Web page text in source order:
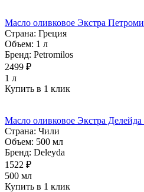
Масло оливковое Экстра
Страна: Греция
Объем: 1 л
Бренд: Petromilos
2499 ₽
1 л
Купить в 1 клик
Масло оливковое Экстра Делейда
Страна: Чили
Объем: 500 мл
Бренд: Deleyda
1522 ₽
500 мл
Купить в 1 клик